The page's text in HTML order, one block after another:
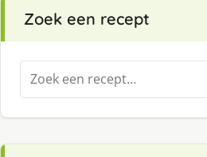
Zoek een recept
Zoeken
naar: